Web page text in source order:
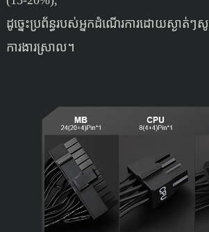
ដូច្នេះ​ប្រព័ន្ធ​របស់​អ្នក​ដំណើរការ​ដោយ​ស្ងាត់ៗ​សូ
ការងារ​ស្រាល។